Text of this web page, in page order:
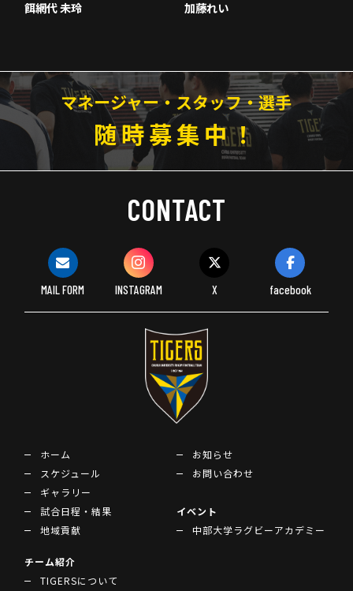
餌網代 未玲 加藤れい
マネージャー・スタッフ・選手
随時募集中！
CONTACT
MAIL FORM INSTAGRAM X facebook
ホーム
スケジュール
ギャラリー
試合日程・結果
地域貢献
お知らせ
お問い合わせ
イベント
中部大学ラグビーアカデミー
チーム紹介
TIGERSについて